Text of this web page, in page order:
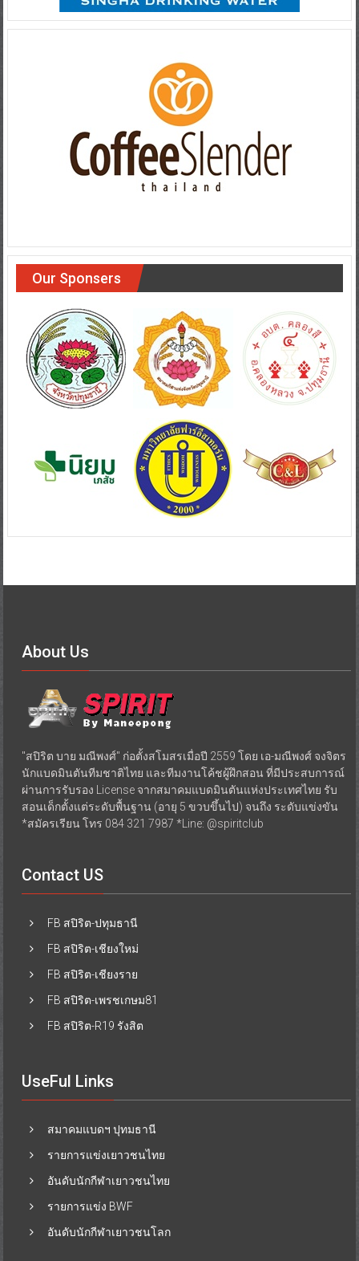
Our Sponsers
About Us
"สปิริต บาย มณีพงศ์" ก่อตั้งสโมสรเมื่อปี 2559 โดย เอ-มณีพงศ์ จงจิตร
นักแบดมินตันทีมชาติไทย และทีมงานโค้ชผู้ฝึกสอน ที่มีประสบการณ์
ผ่านการรับรอง License จากสมาคมแบดมินตันแห่งประเทศไทย รับ
สอนเด็กตั้งแต่ระดับพื้นฐาน (อายุ 5 ขวบขึ้นไป) จนถึง ระดับแข่งขัน
*สมัครเรียน โทร 084 321 7987 *Line: @spiritclub
Contact US
FB สปิริต-ปทุมธานี
FB สปิริต-เชียงใหม่
FB สปิริต-เชียงราย
FB สปิริต-เพรชเกษม81
FB สปิริต-R19 รังสิต
UseFul Links
สมาคมแบดฯ ปุทมธานี
รายการแข่งเยาวชนไทย
อันดับนักกีฬาเยาวชนไทย
รายการแข่ง BWF
อันดับนักกีฬาเยาวชนโลก